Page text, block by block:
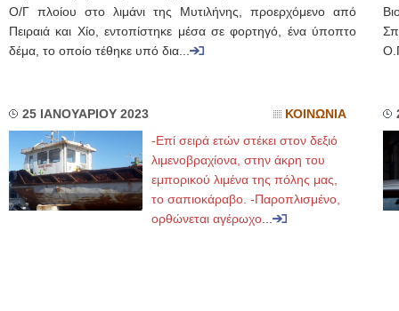
Ο/Γ πλοίου στο λιμάνι της Μυτιλήνης, προερχόμενο από
Πειραιά και Χίο, εντοπίστηκε μέσα σε φορτηγό, ένα ύποπτο
δέμα, το οποίο τέθηκε υπό δια...
25 ΙΑΝΟΥΑΡΙΟΥ 2023 ΚΟΙΝΩΝΙΑ
-Επί σειρά ετών στέκει στον δεξιό
λιμενοβραχίονα, στην άκρη του
εμπορικού λιμένα της πόλης μας,
το σαπιοκάραβο. -Παροπλισμένο,
ορθώνεται αγέρωχο